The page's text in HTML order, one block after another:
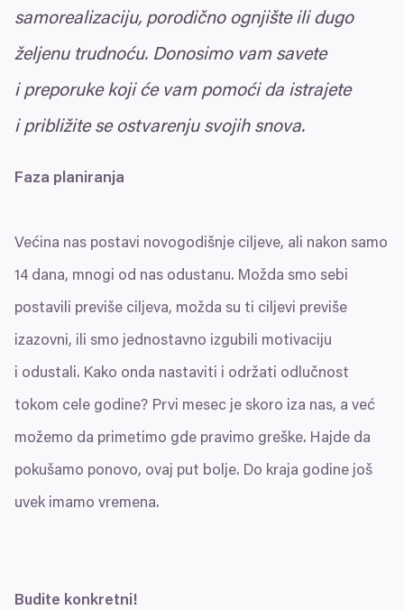
samorealizaciju, porodično ognjište ili dugo
željenu trudnoću. Donosimo vam savete
i preporuke koji će vam pomoći da istrajete
i približite se ostvarenju svojih snova.
Faza planiranja
Većina nas postavi novogodišnje ciljeve, ali nakon samo
14 dana, mnogi od nas odustanu. Možda smo sebi
postavili previše ciljeva, možda su ti ciljevi previše
izazovni, ili smo jednostavno izgubili motivaciju
i odustali. Kako onda nastaviti i održati odlučnost
tokom cele godine? Prvi mesec je skoro iza nas, a već
možemo da primetimo gde pravimo greške. Hajde da
pokušamo ponovo, ovaj put bolje. Do kraja godine još
uvek imamo vremena.
Budite konkretni!